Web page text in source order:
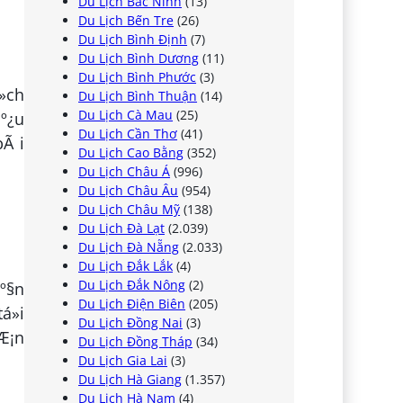
i
Du Lịch Bến Tre (26)
Du Lịch Bình Định (7)
Du Lịch Bình Dương (11)
Du Lịch Bình Phước (3)
Du Lịch Bình Thuận (14)
Du Lịch Cà Mau (25)
Du Lịch Cần Thơ (41)
Du Lịch Cao Bằng (352)
Du Lịch Châu Á (996)
Du Lịch Châu Âu (954)
Du Lịch Châu Mỹ (138)
Du Lịch Đà Lạt (2.039)
Du Lịch Đà Nẵng (2.033)
Du Lịch Đắk Lắk (4)
Du Lịch Đắk Nông (2)
Du Lịch Điện Biên (205)
Du Lịch Đồng Nai (3)
Du Lịch Đồng Tháp (34)
Du Lịch Gia Lai (3)
Du Lịch Hà Giang (1.357)
Du Lịch Hà Nam (4)